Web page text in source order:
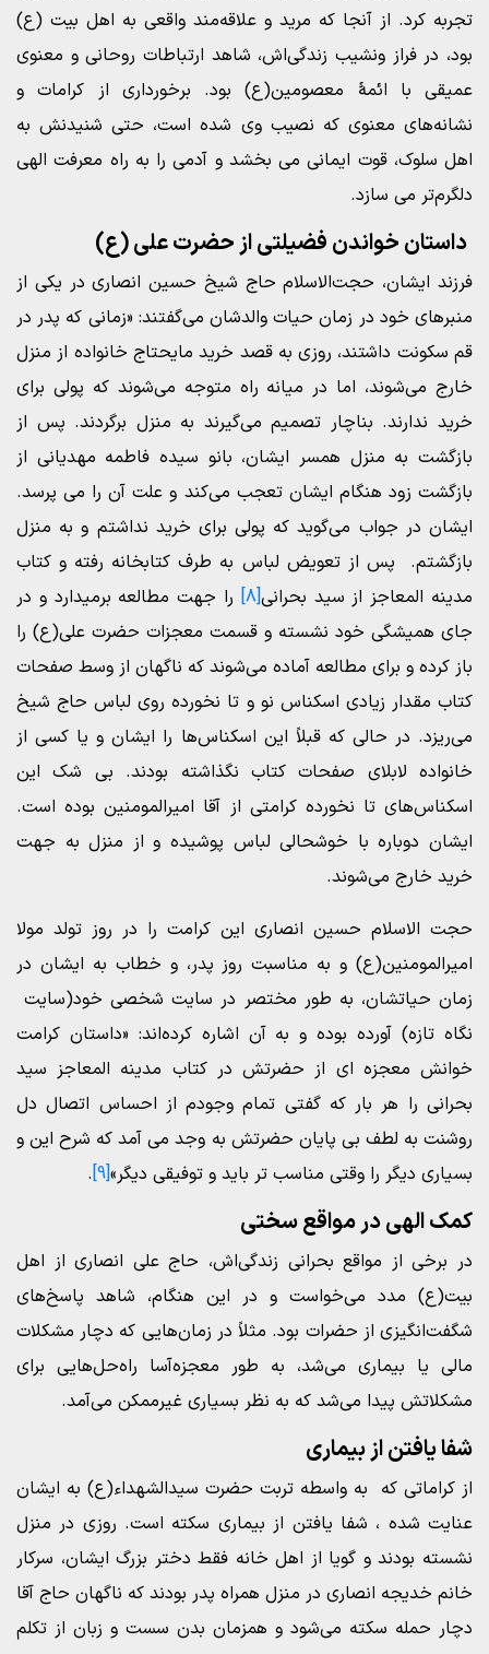
تجربه کرد. از آنجا که مرید و علاقه‌مند واقعی به اهل بیت (ع)
بود، در فراز ونشیب زندگی‌اش، شاهد ارتباطات روحانی و معنوی
عمیقی با ائمۀ معصومین(ع) بود. برخورداری از کرامات و
نشانه‌های معنوی که نصیب وی شده است، حتی شنیدنش به
اهل سلوک، قوت ایمانی می بخشد و آدمی را به راه معرفت الهی
دلگرم‌تر می سازد.
داستان خواندن فضیلتی از حضرت علی (ع)
فرزند ایشان، حجت‌الاسلام حاج شیخ حسین انصاری در یکی از
منبرهای خود در زمان حیات والدشان می‌گفتند: «زمانی که پدر در
قم سکونت داشتند، روزی به قصد خرید مایحتاج خانواده از منزل
خارج می‌شوند، اما در میانه راه متوجه می‌شوند که پولی برای
خرید ندارند. بناچار تصمیم می‌گیرند به منزل برگردند. پس از
بازگشت به منزل همسر ایشان، بانو سیده فاطمه مهدیانی از
بازگشت زود هنگام ایشان تعجب می‌کند و علت آن را می پرسد.
ایشان در جواب می‌گوید که پولی برای خرید نداشتم و به منزل
بازگشتم. پس از تعویض لباس به طرف کتابخانه رفته و کتاب
مدینه المعاجز از سید بحرانی[8]
را جهت مطالعه برمیدارد و در
جای همیشگی خود نشسته و قسمت معجزات حضرت علی(ع) را
باز کرده و برای مطالعه آماده می‌شوند که ناگهان از وسط صفحات
کتاب مقدار زیادی اسکناس نو و تا نخورده روی لباس حاج شیخ
می‌ریزد. در حالی که قبلاً این اسکناس‌ها را ایشان و یا کسی از
خانواده لابلای صفحات کتاب نگذاشته بودند. بی شک این
اسکناس‌های تا نخورده کرامتی از آقا امیرالمومنین بوده است.
ایشان دوباره با خوشحالی لباس پوشیده و از منزل به جهت
خرید خارج می‌شوند.
حجت الاسلام حسین انصاری این کرامت را در روز تولد مولا
امیرالمومنین(ع) و به مناسبت روز پدر، و خطاب به ایشان در
زمان حیاتشان، به طور مختصر در سایت شخصی خود(سایت
نگاه تازه) آورده بوده و به آن اشاره کرده‌اند: «داستان کرامت
خوانش معجزه ای از حضرتش در کتاب مدینه المعاجز سید
بحرانی را هر بار که گفتی تمام وجودم از احساس اتصال دل
روشنت به لطف بی پایان حضرتش به وجد می آمد که شرح این و
بسیاری دیگر را وقتی مناسب تر باید و توفیقی دیگر»[9]
.
کمک الهی در مواقع سختی
در برخی از مواقع بحرانی زندگی‌اش، حاج علی انصاری از اهل
بیت(ع) مدد می‌خواست و در این هنگام، شاهد پاسخ‌های
شگفت‌انگیزی از حضرات بود. مثلاً در زمان‌هایی که دچار مشکلات
مالی یا بیماری می‌شد، به طور معجزه‌آسا راه‌حل‌هایی برای
مشکلاتش پیدا می‌شد که به نظر بسیاری غیرممکن می‌آمد.
شفا یافتن از بیماری‌
از کراماتی که به واسطه تربت حضرت سیدالشهداء(ع) به ایشان
عنایت شده ، شفا یافتن از بیماری‌ سکته است. روزی در منزل
نشسته بودند و گویا از اهل خانه فقط دختر بزرگ ایشان، سرکار
خانم خدیجه انصاری در منزل همراه پدر بودند که ناگهان حاج آقا
دچار حمله سکته می‌شود و همزمان بدن سست و زبان از تکلم